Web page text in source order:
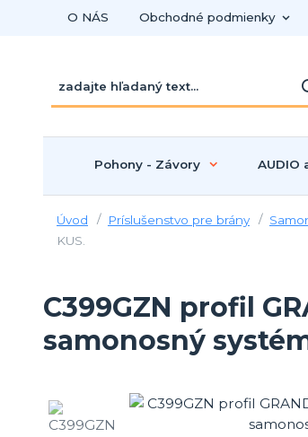
O NÁS Obchodné podmienky
Pohony - Závory AUDIO
Úvod Príslušenstvo pre brány
KUS.
C399GZN profil
samonosný